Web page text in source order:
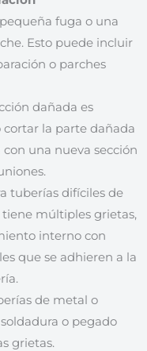
fuga o una
Esto puede incluir
o parches
dañada es
cortar la parte dañada
una nueva sección
tuberías difíciles de
múltiples grietas,
interno con
que se adhieren a la
de metal o
o pegado
grietas.